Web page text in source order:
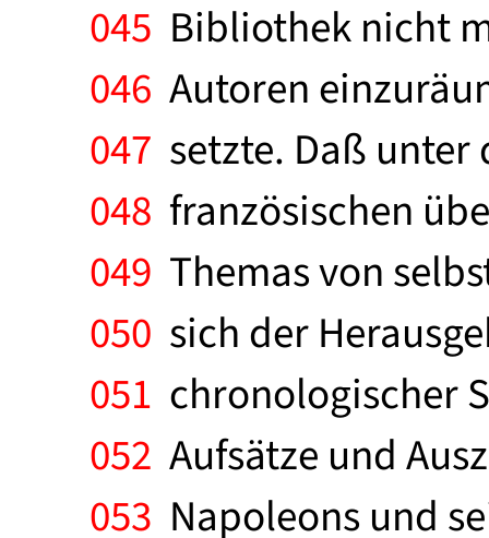
045 Bibliothek nicht
046 Autoren
047 setzte. Daß unter
048 französischen
049 Themas von
050 sich der
051 chronologischer
052 Aufsätze und
053 Napoleons und